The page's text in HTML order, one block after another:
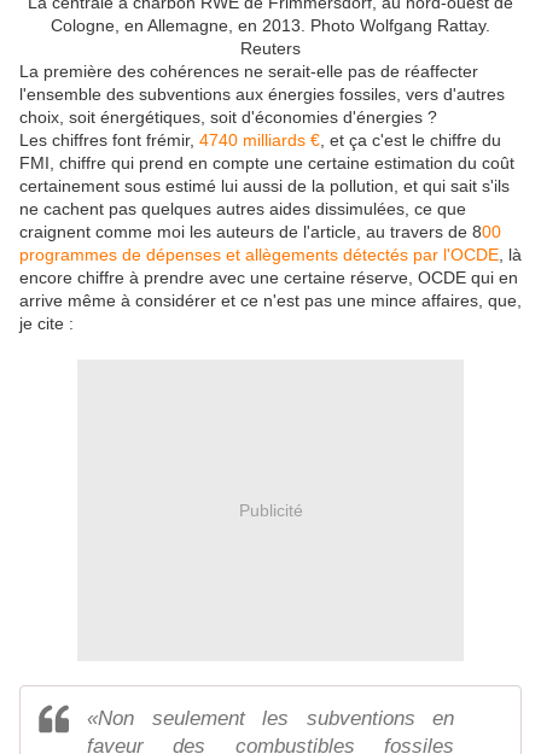
Cologne, en Allemagne, en 2013. Photo Wolfgang Rattay.
Reuters
La première des cohérences ne serait-elle pas de réaffecter
l'ensemble des subventions aux énergies fossiles, vers d'autres
choix, soit énergétiques, soit d'économies d'énergies ?
Les chiffres font frémir, 4740 milliards € , et ça c'est le chiffre du
FMI, chiffre qui prend en compte une certaine estimation du coût
certainement sous estimé lui aussi de la pollution, et qui sait s'ils
ne cachent pas quelques autres aides dissimulées, ce que
craignent comme moi les auteurs de l'article, au travers de 800
programmes de dépenses et allègements détectés par l'OCDE , là
encore chiffre à prendre avec une certaine réserve, OCDE qui en
arrive même à considérer et ce n'est pas une mince affaires, que,
je cite :
Publicité
«Non seulement les subventions en
faveur des combustibles fossiles